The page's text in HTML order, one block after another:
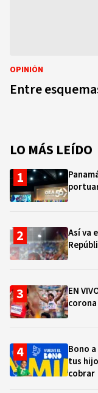
OPINIÓN
Entre
LO MÁS LEÍDO
Así va
EN
Bono
tus
cobrar